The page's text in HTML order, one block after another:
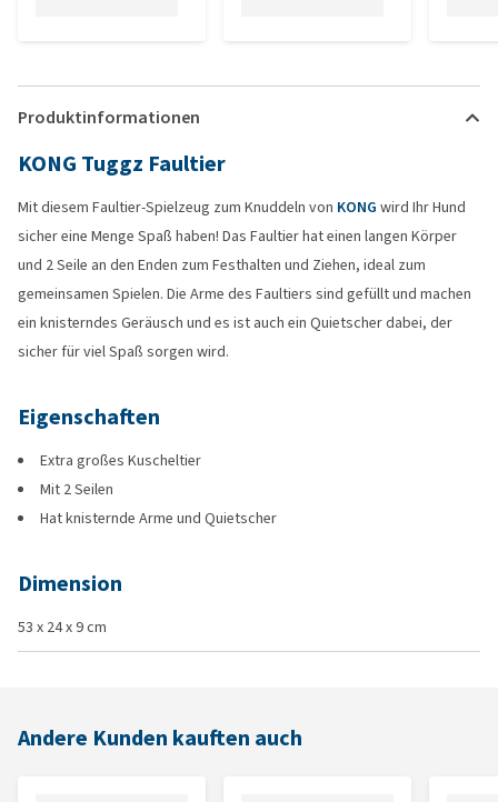
Produktinformationen
KONG Tuggz Faultier
Mit diesem Faultier-Spielzeug zum Knuddeln von KONG wird Ihr Hund
sicher eine Menge Spaß haben! Das Faultier hat einen langen Körper
und 2 Seile an den Enden zum Festhalten und Ziehen, ideal zum
gemeinsamen Spielen. Die Arme des Faultiers sind gefüllt und machen
ein knisterndes Geräusch und es ist auch ein Quietscher dabei, der
sicher für viel Spaß sorgen wird.
Eigenschaften
Extra großes Kuscheltier
Mit 2 Seilen
Hat knisternde Arme und Quietscher
Dimension
53 x 24 x 9 cm
Andere Kunden kauften auch